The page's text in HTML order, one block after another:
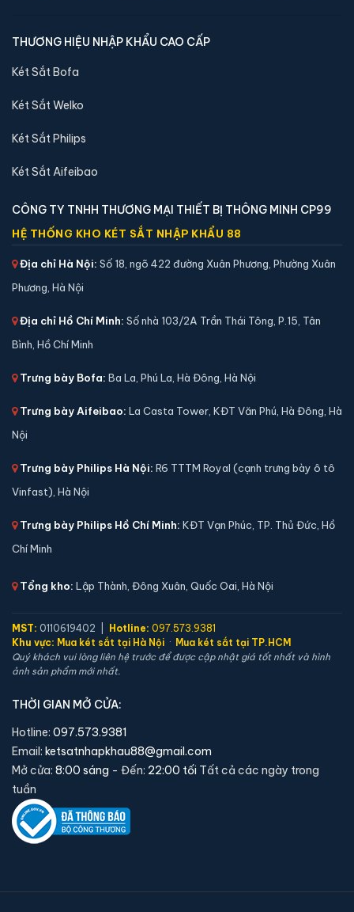
hãng
🔒 Khoá:Khóa điện tử
🛡️ Bảo hành:36 tháng
2,290,000 đ
Két sắt mini Welko KCC-COW-38 khoá cơ chính
hãng
⚖️ Trọng lượng: 38 kg
🛡️ Bảo hành: 36 tháng
2,390,000 đ
THƯƠNG HIỆU NHẬP KHẨU CAO CẤP
Két Sắt Bofa
Két Sắt Welko
Két Sắt Philips
Két Sắt Aifeibao
CÔNG TY TNHH THƯƠNG MẠI THIẾT BỊ THÔNG MINH CP99
HỆ THỐNG KHO KÉT SẮT NHẬP KHẨU 88
Địa chỉ Hà Nội: Số 18, ngõ 422 đường Xuân Phương, Phường Xuân
Phương, Hà Nội
Địa chỉ Hồ Chí Minh: Số nhà 103/2A Trần Thái Tông, P.15, Tân
Bình, Hồ Chí Minh
Trưng bày Bofa: Ba La, Phú La, Hà Đông, Hà Nội
Trưng bày Aifeibao: La Casta Tower, KĐT Văn Phú, Hà Đông, Hà
Nội
Trưng bày Philips Hà Nội: R6 TTTM Royal (cạnh trưng bày ô tô
Vinfast), Hà Nội
Trưng bày Philips Hồ Chí Minh: KĐT Vạn Phúc, TP. Thủ Đức, Hồ
Chí Minh
Tổng kho: Lập Thành, Đông Xuân, Quốc Oai, Hà Nội
MST: 0110619402 | Hotline: 097.573.9381
Khu vực: Mua két sắt tại Hà Nội · Mua két sắt tại TP.HCM
Quý khách vui lòng liên hệ trước để được cập nhật giá tốt nhất và hình
ảnh sản phẩm mới nhất.
THỜI GIAN MỞ CỬA:
Hotline: 097.573.9381
Email: ketsatnhapkhau88@gmail.com
Mở cửa: 8:00 sáng - Đến: 22:00 tối Tất cả các ngày trong
tuần